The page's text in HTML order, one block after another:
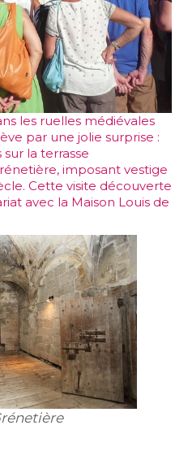
les ruelles médiévales
par une jolie surprise :
la terrasse
imposant vestige
Cette visite découverte
avec la Maison Louis de